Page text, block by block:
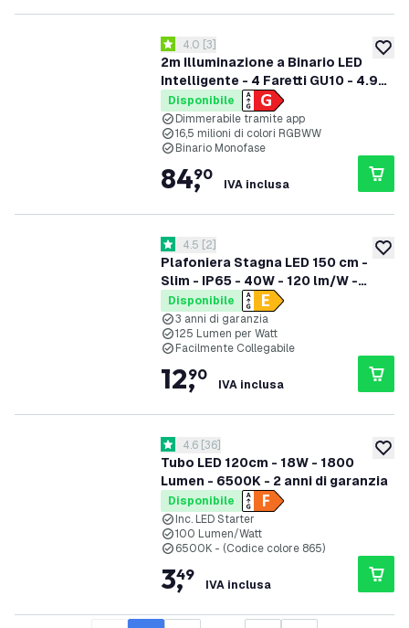
2m Illuminazione a Binario LED
Intelligente - 4 Faretti GU10 - 4.9W
- RGB+CCT - Dimmerabile - Binario
Monofase - Nero
apri il cassetto delle recensioni
4 stelle di valutazione
4.0 [3]
Disponibile
Dimmerabile tramite app
16,5 milioni di colori RGBWW
Binario Monofase
84,
90
IVA inclusa
Plafoniera Stagna LED 150 cm -
Slim - IP65 - 40W - 120 lm/W -
6500K - Collegabile - garanzia 3
anni
apri il cassetto delle recensioni
4.5 stelle di valutazione
4.5 [2]
Disponibile
3 anni di garanzia
125 Lumen per Watt
Facilmente Collegabile
12,
90
IVA inclusa
Tubo LED 120cm - 18W - 1800
Lumen - 6500K - 2 anni di garanzia
apri il cassetto delle recensioni
4.6 stelle di valutazione
4.6 [36]
Disponibile
Inc. LED Starter
100 Lumen/Watt
6500K - (Codice colore 865)
3,
49
IVA inclusa